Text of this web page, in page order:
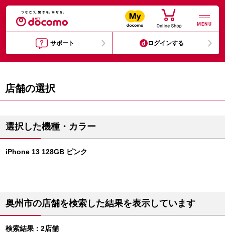
MENU
サポート ログインする
店舗の選択
選択した機種・カラー
iPhone 13 128GB ピンク
奥州市の店舗を検索した結果を表示しています
検索結果：2店舗